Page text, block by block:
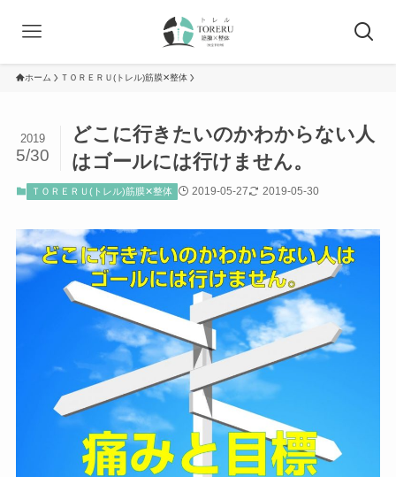
ホーム ＴＯＲＥＲＵ(トレル)筋膜✕整体
どこに行きたいのかわからない人
はゴールには行けません。
2019
5/30
ＴＯＲＥＲＵ(トレル)筋膜✕整体 2019-05-27 2019-05-30